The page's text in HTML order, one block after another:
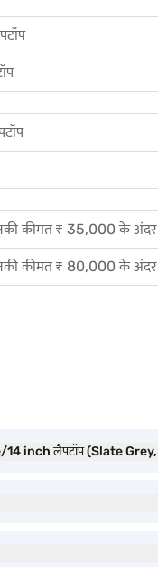
कीमत ₹ 35,000 के
कीमत ₹ 80,000 के
inch लैपटॉप (Slate